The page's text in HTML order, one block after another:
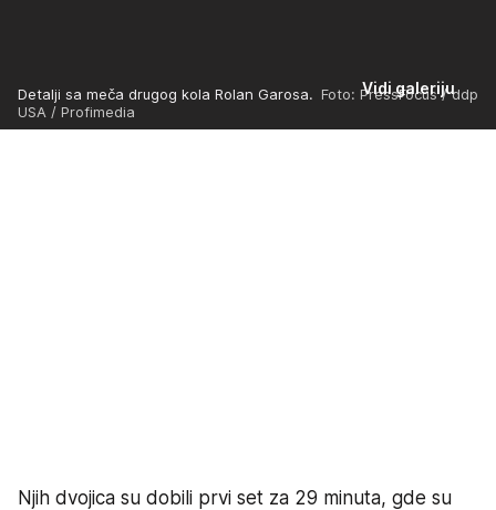
Vidi galeriju
Detalji sa meča drugog kola Rolan Garosa. Foto: PressFocus / ddp
USA / Profimedia
Njih dvojica su dobili prvi set za 29 minuta, gde su